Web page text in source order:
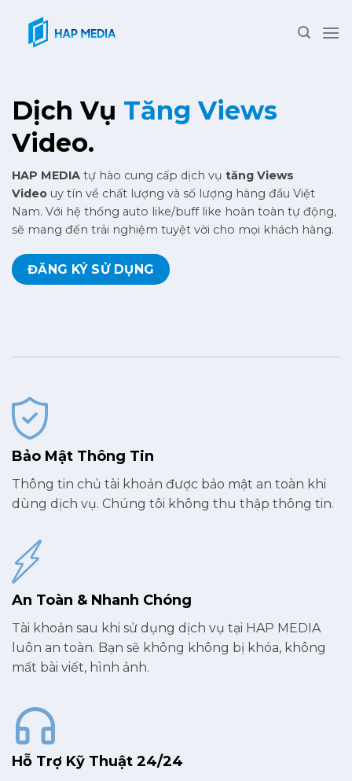
content
Dịch Vụ Tăng Views
Video.
HAP MEDIA tự hào cung cấp dịch vụ tăng Views
Video uy tín về chất lượng và số lượng hàng đầu Việt
Nam. Với hệ thống auto like/buff like hoàn toàn tự động,
sẽ mang đến trải nghiệm tuyệt vời cho mọi khách hàng.
ĐĂNG KÝ SỬ DỤNG
Bảo Mật Thông Tin
Thông tin chủ tài khoản được bảo mật an toàn khi
dùng dịch vụ. Chúng tôi không thu thập thông tin.
An Toàn & Nhanh Chóng
Tài khoản sau khi sử dụng dịch vụ tại HAP MEDIA
luôn an toàn. Bạn sẽ không không bị khóa, không
mất bài viết, hình ảnh.
Hỗ Trợ Kỹ Thuật 24/24